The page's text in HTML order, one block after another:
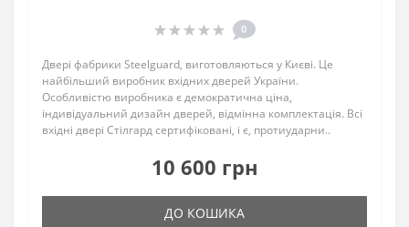
0
Двері фабрики Steelguard, виготовляються у Києві. Це
найбільший виробник вхідних дверей України.
Особливістю виробника є демократична ціна,
індивідуальний дизайн дверей, відмінна комплектація. Всі
вхідні двері Стілгард сертифіковані, і є, протиударни..
10 600 грн
ДО КОШИКА